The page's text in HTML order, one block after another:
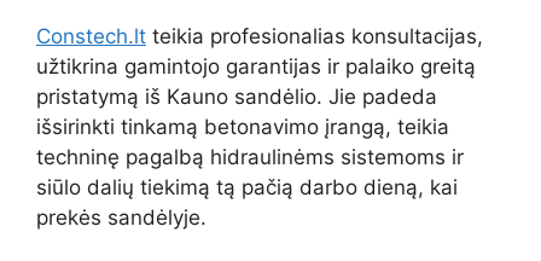
Constech.lt teikia profesionalias konsultacijas,
užtikrina gamintojo garantijas ir palaiko greitą
pristatymą iš Kauno sandėlio. Jie padeda
išsirinkti tinkamą betonavimo įrangą, teikia
techninę pagalbą hidraulinėms sistemoms ir
siūlo dalių tiekimą tą pačią darbo dieną, kai
prekės sandėlyje.